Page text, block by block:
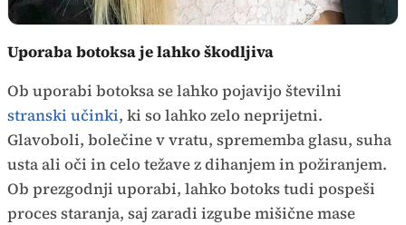
Uporaba botoksa je lahko škodljiva
Ob uporabi botoksa se lahko pojavijo številni
stranski učinki, ki so lahko zelo neprijetni.
Glavoboli, bolečine v vratu, sprememba glasu, suha
usta ali oči in celo težave z dihanjem in požiranjem.
Ob prezgodnji uporabi, lahko botoks tudi pospeši
proces staranja, saj zaradi izgube mišične mase